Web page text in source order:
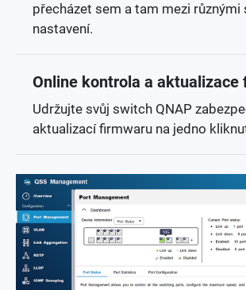
přecházet sem a tam mezi různými
nastavení.
Online kontrola a aktualizace
Udržujte svůj switch QNAP
aktualizací firmwaru na jedno